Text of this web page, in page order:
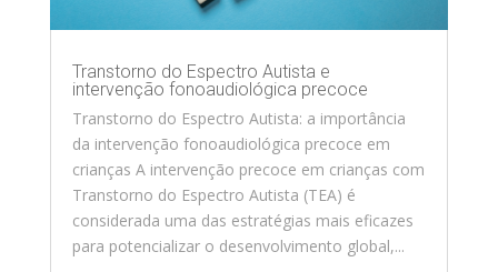
Transtorno do Espectro Autista e
intervenção fonoaudiológica precoce
Transtorno do Espectro Autista: a importância
da intervenção fonoaudiológica precoce em
crianças A intervenção precoce em crianças com
Transtorno do Espectro Autista (TEA) é
considerada uma das estratégias mais eficazes
para potencializar o desenvolvimento global,...